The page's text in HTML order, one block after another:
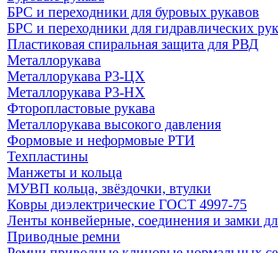
БРС и переходники для буровых рукавов
БРС и переходники для гидравлических
Пластиковая спиральная защита для РВД
Металлорукава
Металлорукава Р3-ЦХ
Металлорукава Р3-НХ
Фторопластовые рукава
Металлорукава высокого давления
Формовые и неформовые РТИ
Техпластины
Манжеты и кольца
МУВП кольца, звёздочки, втулки
Ковры диэлектрические ГОСТ 4997-75
Ленты конвейерные, соединения и замки
Приводные ремни